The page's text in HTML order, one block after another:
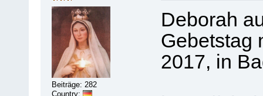
Beiträge: 282
Country:
Deborah
Gebetstag
2017, in